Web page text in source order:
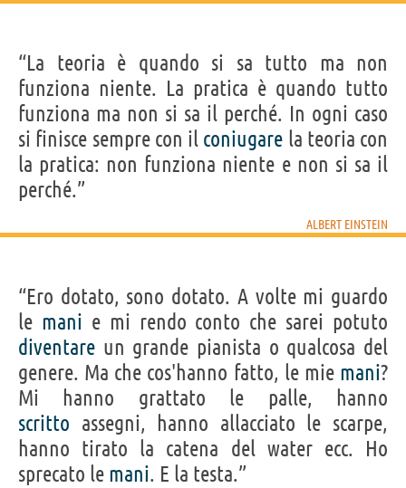
“La teoria è quando si sa tutto ma non
funziona niente. La pratica è quando tutto
funziona ma non si sa il perché. In ogni caso
si finisce sempre con il coniugare la teoria con
la pratica: non funziona niente e non si sa il
perché.”
ALBERT EINSTEIN
“Ero dotato, sono dotato. A volte mi guardo
le mani e mi rendo conto che sarei potuto
diventare un grande pianista o qualcosa del
genere. Ma che cos'hanno fatto, le mie mani?
Mi hanno grattato le palle, hanno
scritto assegni, hanno allacciato le scarpe,
hanno tirato la catena del water ecc. Ho
sprecato le mani. E la testa.”